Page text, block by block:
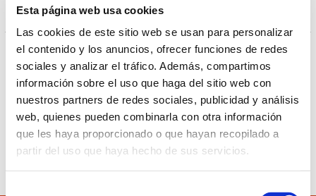
Esta página web usa cookies
Las cookies de este sitio web se usan para personalizar
el contenido y los anuncios, ofrecer funciones de redes
sociales y analizar el tráfico. Además, compartimos
información sobre el uso que haga del sitio web con
nuestros partners de redes sociales, publicidad y análisis
web, quienes pueden combinarla con otra información
que les haya proporcionado o que hayan recopilado a
partir del uso que haya hecho de sus servicios.
Comisión de nuevas tecnologías y economía digital
Ver más información del curso pulsando elsiguiente
enlace.
Inscribirse al curso